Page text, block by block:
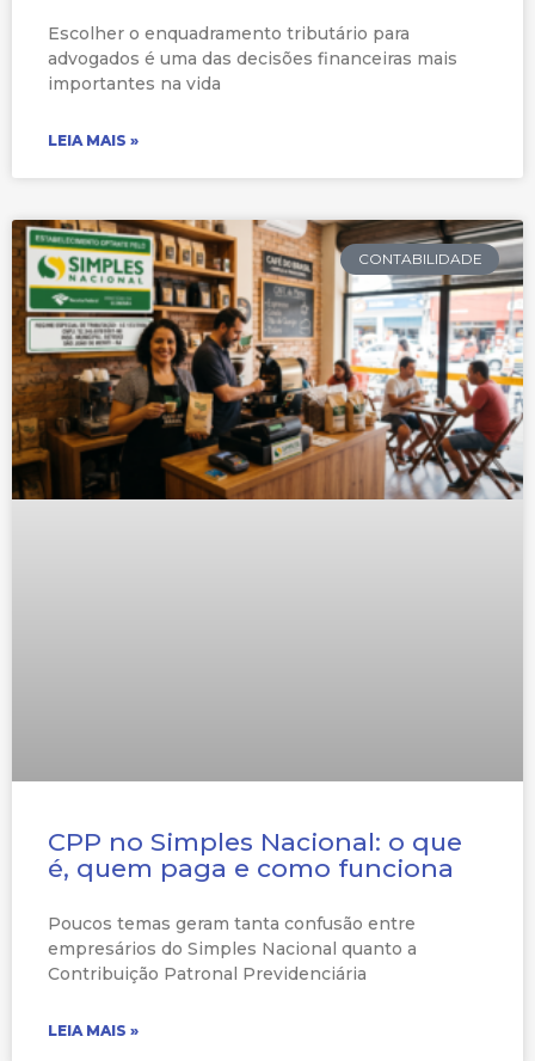
Escolher o enquadramento tributário para
advogados é uma das decisões financeiras mais
importantes na vida
LEIA MAIS »
CONTABILIDADE
CPP no Simples Nacional: o que
é, quem paga e como funciona
Poucos temas geram tanta confusão entre
empresários do Simples Nacional quanto a
Contribuição Patronal Previdenciária
LEIA MAIS »